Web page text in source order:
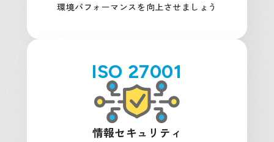
環境パフォーマンスを向上させましょう
ISO 27001
情報セキュリティ